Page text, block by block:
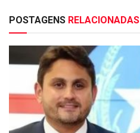
POSTAGENS RELACIONADAS